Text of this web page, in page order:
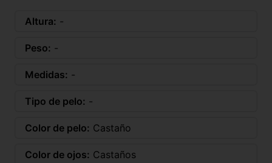
Altura: -
Peso: -
Medidas: -
Tipo de pelo: -
Color de pelo: Castaño
Color de ojos: Castaños